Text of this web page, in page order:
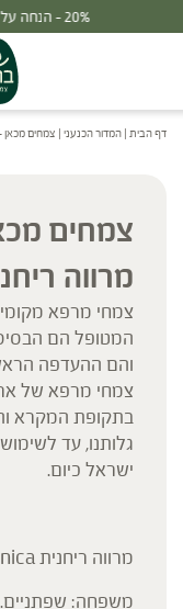
30% - הנחה על סדרת הפטריות ברכישת 3 מוצרים
דף הבית | המדור הכנעני | צמחים מכאן
צמחים
מרווה
צמחי מרפא
המטופל הם
והם ההעדפה
צמחי מרפא של
בתקופת המקרא
גלותנו, עד
ישראל כיום.
מרווה ריחנית Salvia dominica
משפחה: שפתניים.